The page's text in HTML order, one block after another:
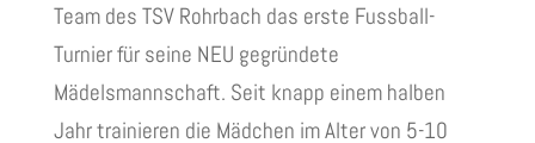
Team des TSV Rohrbach das erste Fussball-
Turnier für seine NEU gegründete
Mädelsmannschaft. Seit knapp einem halben
Jahr trainieren die Mädchen im Alter von 5-10